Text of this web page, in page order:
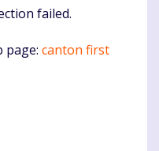
failed.
page: canton first